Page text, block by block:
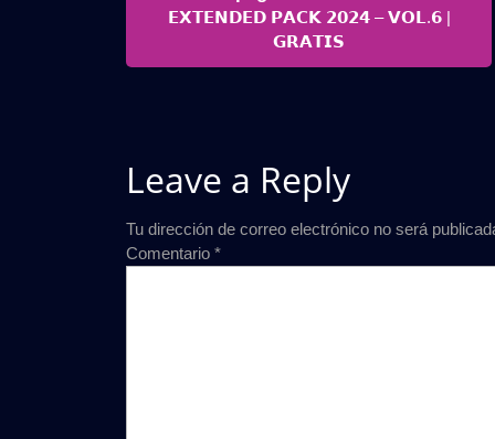
de
entradas
Posts
𝗘𝗫𝗧𝗘𝗡𝗗𝗘𝗗 𝗣𝗔𝗖𝗞 𝟮𝟬𝟮𝟰 – 𝗩𝗢𝗟.𝟲 |
𝗚𝗥𝗔𝗧𝗜𝗦
Leave a Reply
Tu dirección de correo electrónico no será
Comentario *